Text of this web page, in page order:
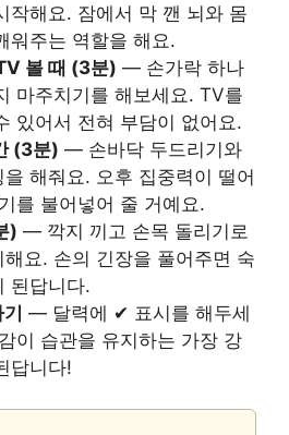
작해요. 잠에서 막 깬 뇌와 몸
워주는 역할을 해요.
볼 때 (3분) — 손가락 하나
마주치기를 해보세요. TV를
있어서 전혀 부담이 없어요.
(3분) — 손바닥 두드리기와
을 해줘요. 오후 집중력이 떨어
를 불어넣어 줄 거예요.
) — 깍지 끼고 손목 돌리기로
요. 손의 긴장을 풀어주면 숙
된답니다.
— 달력에 ✔ 표시를 해두세
이 습관을 유지하는 가장 강
답니다!